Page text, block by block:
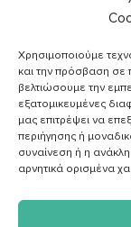
Χρησιμοποιούμε
και την πρόσβαση σε
βελτιώσουμε την
εξατομικευμένες
μας επιτρέψει να
περιήγησης ή
συναίνεση ή η
αρνητικά ορισμένα
ΔΙΑΙΤΑ,ΥΓΕΙΑ
Ποιες 10
λαμπερό όλο